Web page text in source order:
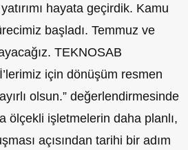
hayata geçirdik. Kamu
başladı. Temmuz ve
TEKNOSAB
için dönüşüm resmen
olsun.” değerlendirmesinde
ölçekli işletmelerin daha planlı,
açısından tarihi bir adım